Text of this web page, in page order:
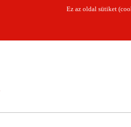
Ez az oldal sütiket